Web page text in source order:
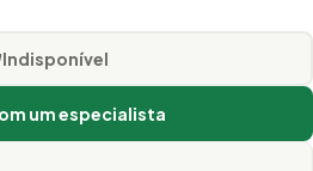
Indisponível
um especialista